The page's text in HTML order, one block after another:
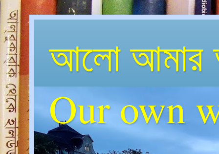
আলো আমার
Our own